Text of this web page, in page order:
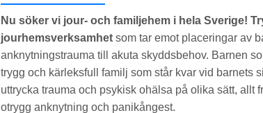
Nu söker vi jour- och familjehem i hela Sverige!
jourhemsverksamhet som tar emot placeringar av
anknytningstrauma till akuta skyddsbehov. Barnen
trygg och kärleksfull familj som står kvar vid barnets
uttrycka trauma och psykisk ohälsa på olika sätt, allt
otrygg anknytning och panikångest.